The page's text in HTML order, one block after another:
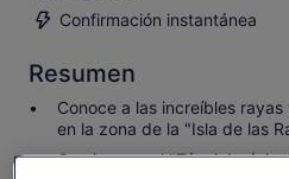
Confirmación instantánea
Resumen
Conoce a las increíbles
en la zona de la "Isla de las
Camina por el "Túnel